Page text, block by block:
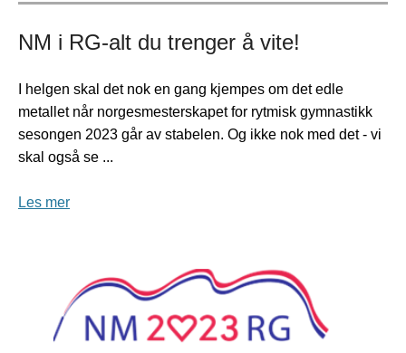
NM i RG-alt du trenger å vite!
I helgen skal det nok en gang kjempes om det edle
metallet når norgesmesterskapet for rytmisk gymnastikk
sesongen 2023 går av stabelen. Og ikke nok med det - vi
skal også se ...
Les mer